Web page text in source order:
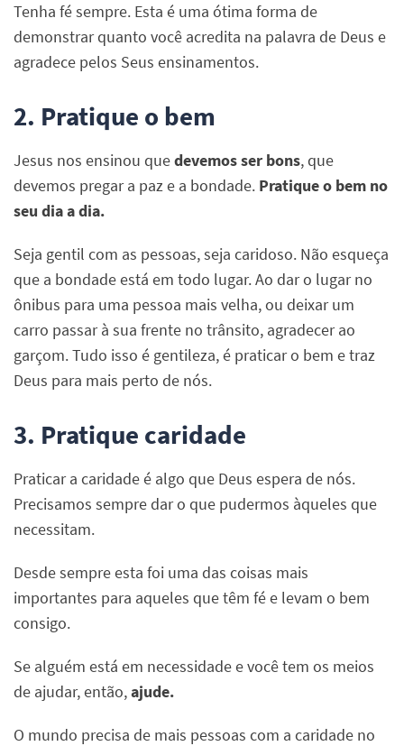
Tenha fé sempre. Esta é uma ótima forma de
demonstrar quanto você acredita na palavra de Deus e
agradece pelos Seus ensinamentos.
2. Pratique o bem
Jesus nos ensinou quedevemos ser bons, que
devemos pregar a paz e a bondade. Pratique o bem no
seu dia a dia.
Seja gentil com as pessoas, seja caridoso. Não esqueça
que a bondade está em todo lugar. Ao dar o lugar no
ônibus para uma pessoa mais velha, ou deixar um
carro passar à sua frente no trânsito, agradecer ao
garçom. Tudo isso é gentileza, é praticar o bem e traz
Deus para mais perto de nós.
3. Pratique caridade
Praticar a caridade é algo que Deus espera de nós.
Precisamos sempre dar o que pudermos àqueles que
necessitam.
Desde sempre esta foi uma das coisas mais
importantes para aqueles que têm fé e levam o bem
consigo.
Se alguém está em necessidade e você tem os meios
de ajudar, então,ajude.
O mundo precisa de mais pessoas com a caridade no